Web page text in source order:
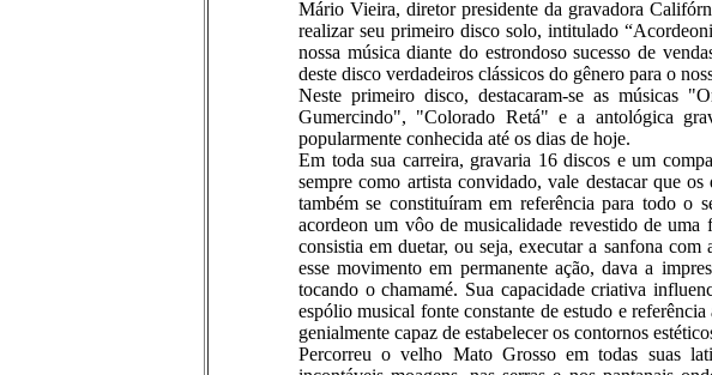
Mário Vieira, diretor presidente da gravadora
realizar seu primeiro disco solo, intitulado
nossa música diante do estrondoso sucesso de
deste disco verdadeiros clássicos do gênero para o
Neste primeiro disco, destacaram-se as músicas
Gumercindo", "Colorado Retá" e a antológica
popularmente conhecida até os dias de hoje.
Em toda sua carreira, gravaria 16 discos e um
sempre como artista convidado, vale destacar que
também se constituíram em referência para todo o
acordeon um vôo de musicalidade revestido de uma
consistia em duetar, ou seja, executar a sanfona
esse movimento em permanente ação, dava a
tocando o chamamé. Sua capacidade criativa
espólio musical fonte constante de estudo e
genialmente capaz de estabelecer os contornos
Percorreu o velho Mato Grosso em todas suas